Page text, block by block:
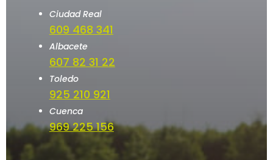
Ciudad Real
609 468 341
Albacete
607 82 31 22
Toledo
925 210 921
Cuenca
969 225 156